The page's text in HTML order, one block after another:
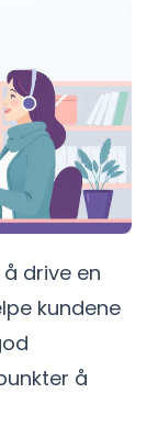
drive en
kundene
å